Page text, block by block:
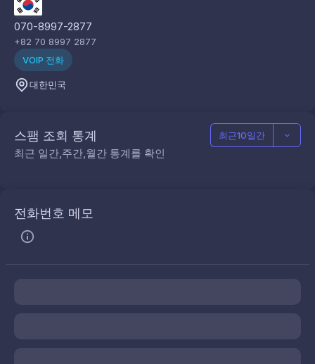
070-8997-2877
+82 70 8997 2877
VOIP 전화
대한민국
스팸 조회 통계
최근 일간,주간,월간 통계를 확인
최근10일간
전화번호 메모